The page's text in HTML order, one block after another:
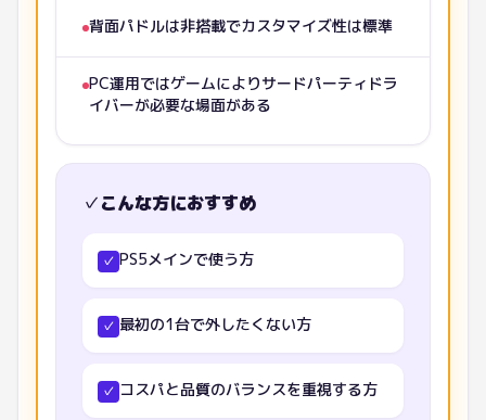
背面パドルは非搭載でカスタマイズ性は標準
PC運用ではゲームによりサードパーティドラ
イバーが必要な場面がある
✓こんな方におすすめ
✓ PS5メインで使う方
✓ 最初の1台で外したくない方
✓ コスパと品質のバランスを重視する方